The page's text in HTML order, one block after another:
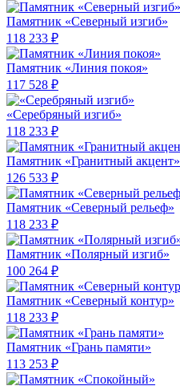
Памятник «Северный изгиб»
118 233 ₽
Памятник «Линия покоя»
117 528 ₽
«Серебряный изгиб»
118 233 ₽
Памятник «Гранитный акцент»
126 533 ₽
Памятник «Северный рельеф»
118 233 ₽
Памятник «Полярный изгиб»
100 264 ₽
Памятник «Северный контур»
118 233 ₽
Памятник «Грань памяти»
113 253 ₽